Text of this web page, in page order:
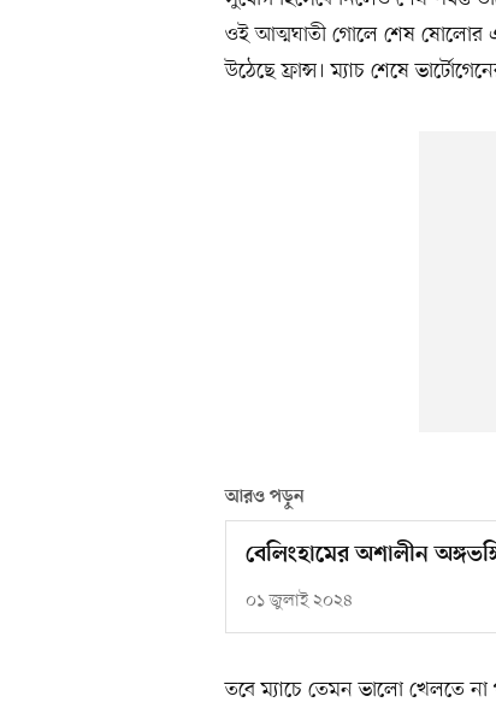
ওই আত্মঘাতী গোলে শেষ ষোলোর এ
উঠেছে ফ্রান্স। ম্যাচ শেষে
আরও পড়ুন
বেলিংহামের অশালীন
০১ জুলাই ২০২৪
তবে ম্যাচে তেমন ভালো খেলতে না